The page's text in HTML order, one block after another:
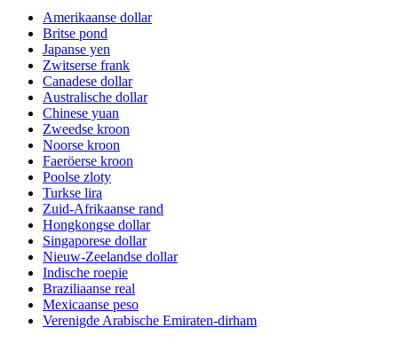
Amerikaanse dollar
Britse pond
Japanse yen
Zwitserse frank
Canadese dollar
Australische dollar
Chinese yuan
Zweedse kroon
Noorse kroon
Faeröerse kroon
Poolse zloty
Turkse lira
Zuid-Afrikaanse rand
Hongkongse dollar
Singaporese dollar
Nieuw-Zeelandse dollar
Indische roepie
Braziliaanse real
Mexicaanse peso
Verenigde Arabische Emiraten-dirham